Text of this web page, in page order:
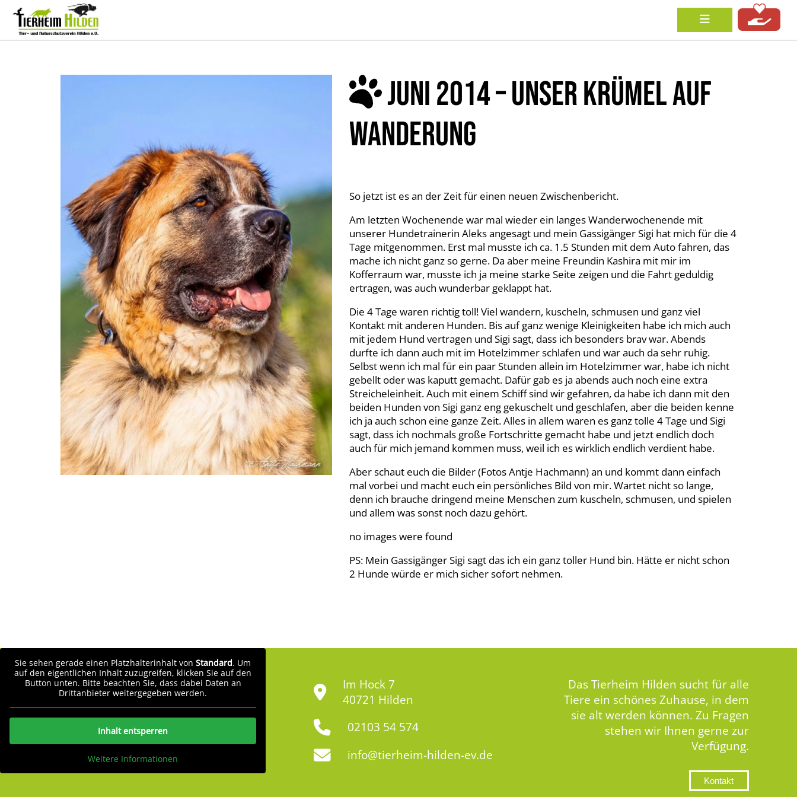
JUNI 2014 – UNSER KRÜMEL AUF
WANDERUNG
So jetzt ist es an der Zeit für einen neuen Zwischenbericht.
Am letzten Wochenende war mal wieder ein langes Wanderwochenende mit
unserer Hundetrainerin Aleks angesagt und mein Gassigänger Sigi hat mich für die 4
Tage mitgenommen. Erst mal musste ich ca. 1.5 Stunden mit dem Auto fahren, das
mache ich nicht ganz so gerne. Da aber meine Freundin Kashira mit mir im
Kofferraum war, musste ich ja meine starke Seite zeigen und die Fahrt geduldig
ertragen, was auch wunderbar geklappt hat.
Die 4 Tage waren richtig toll! Viel wandern, kuscheln, schmusen und ganz viel
Kontakt mit anderen Hunden. Bis auf ganz wenige Kleinigkeiten habe ich mich auch
mit jedem Hund vertragen und Sigi sagt, dass ich besonders brav war. Abends
durfte ich dann auch mit im Hotelzimmer schlafen und war auch da sehr ruhig.
Selbst wenn ich mal für ein paar Stunden allein im Hotelzimmer war, habe ich nicht
gebellt oder was kaputt gemacht. Dafür gab es ja abends auch noch eine extra
Streicheleinheit. Auch mit einem Schiff sind wir gefahren, da habe ich dann mit den
beiden Hunden von Sigi ganz eng gekuschelt und geschlafen, aber die beiden kenne
ich ja auch schon eine ganze Zeit. Alles in allem waren es ganz tolle 4 Tage und Sigi
sagt, dass ich nochmals große Fortschritte gemacht habe und jetzt endlich doch
auch für mich jemand kommen muss, weil ich es wirklich endlich verdient habe.
Aber schaut euch die Bilder (Fotos Antje Hachmann) an und kommt dann einfach
mal vorbei und macht euch ein persönliches Bild von mir. Wartet nicht so lange,
denn ich brauche dringend meine Menschen zum kuscheln, schmusen, und spielen
und allem was sonst noch dazu gehört.
no images were found
PS: Mein Gassigänger Sigi sagt das ich ein ganz toller Hund bin. Hätte er nicht schon
2 Hunde würde er mich sicher sofort nehmen.
Sie sehen gerade einen Platzhalterinhalt von Standard. Um
auf den eigentlichen Inhalt zuzugreifen, klicken Sie auf den
Button unten. Bitte beachten Sie, dass dabei Daten an
Drittanbieter weitergegeben werden.
Inhalt entsperren
Weitere Informationen
Im Hock 7
40721 Hilden
02103 54 574
info@tierheim-hilden-ev.de
Das Tierheim Hilden sucht für alle
Tiere ein schönes Zuhause, in dem
sie alt werden können. Zu Fragen
stehen wir Ihnen gerne zur
Verfügung.
Kontakt